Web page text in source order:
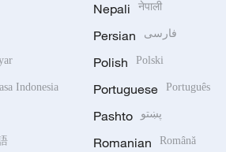
Indonesia
Nepali नेपाली
Persian فارسی
Polish Polski
Portuguese Português
Pashto پښتو
Romanian Română